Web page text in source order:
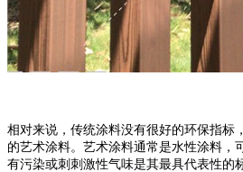
相对来说，传统涂料没有很好的环保指标
的艺术涂料。艺术涂料通常是水性涂料，
有污染或刺刺激性气味是其最具代表性的